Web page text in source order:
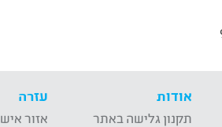
אודות
תקנון גלישה באתר
עזרה
אזור